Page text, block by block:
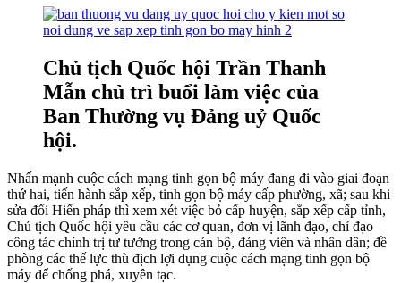
Chủ tịch Quốc hội Trần Thanh
Mẫn chủ trì buổi làm việc của
Ban Thường vụ Đảng uỷ Quốc
hội.
Nhấn mạnh cuộc cách mạng tinh gọn bộ máy đang đi vào giai đoạn
thứ hai, tiến hành sắp xếp, tinh gọn bộ máy cấp phường, xã; sau khi
sửa đổi Hiến pháp thì xem xét việc bỏ cấp huyện, sắp xếp cấp tỉnh,
Chủ tịch Quốc hội yêu cầu các cơ quan, đơn vị lãnh đạo, chỉ đạo
công tác chính trị tư tưởng trong cán bộ, đảng viên và nhân dân; đề
phòng các thế lực thù địch lợi dụng cuộc cách mạng tinh gọn bộ
máy để chống phá, xuyên tạc.